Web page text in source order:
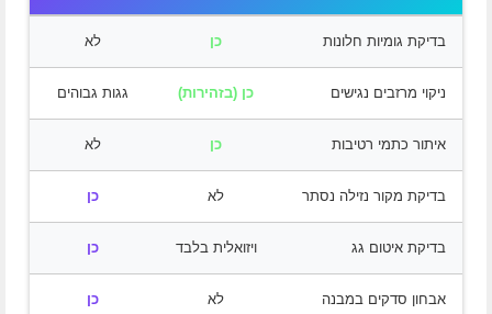
בדיקת גומיות חלונות כן לא
ניקוי מרזבים נגישים כן (בזהירות) גגות גבוהים
איתור כתמי רטיבות כן לא
בדיקת מקור נזילה נסתר לא כן
בדיקת איטום גג ויזואלית בלבד כן
אבחון סדקים במבנה לא כן